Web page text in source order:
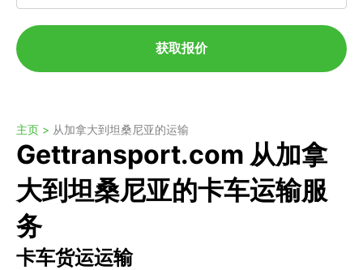
获取报价
主页 > 从加拿大到坦桑尼亚的运输
Gettransport.com 从加拿
大到坦桑尼亚的卡车运输服
务
卡车货运运输